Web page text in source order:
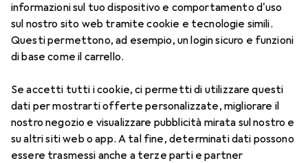
informazioni sul tuo dispositivo e comportamento d'uso
sul nostro sito web tramite cookie e tecnologie simili.
Questi permettono, ad esempio, un login sicuro e funzioni
di base come il carrello.
Se accetti tutti i cookie, ci permetti di utilizzare questi
dati per mostrarti offerte personalizzate, migliorare il
nostro negozio e visualizzare pubblicità mirata sul nostro e
su altri siti web o app. A tal fine, determinati dati possono
essere trasmessi anche a terze parti e partner
1 Immagine
Air Optix più HydraGlyde per
-1.5, Obiettivo mensile, 6 pz., Torico
Prezzo in EUR IVA incl.
EUR
47,29 EUR
7,88/1pz.